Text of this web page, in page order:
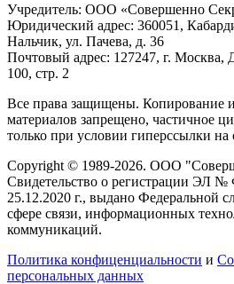
Учредитель: ООО «Совершенно
Юридический адрес: 360051,
Нальчик, ул. Пачева, д. 36
Почтовый адрес: 127247, г. Москва,
100, стр. 2
Все права защищены. Копирование
материалов запрещено, частичное
только при условии гиперссылки на
Copyright © 1989-2026. ООО
Свидетельство о регистрации ЭЛ
25.12.2020 г., выдано Федеральной
сфере связи, информационных
коммуникаций.
Политика конфиценциальности и
персональных данных